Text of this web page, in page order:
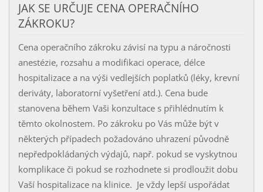
JAK SE URČUJE CENA OPERAČNÍHO
ZÁKROKU?
Cena operačního zákroku závisí na typu a náročnosti
anestézie, rozsahu a modifikaci operace, délce
hospitalizace a na výši vedlejších poplatků (léky, krevní
deriváty, laboratorní vyšetření atd.). Cena bude
stanovena během Vaši konzultace s přihlédnutím k
těmto okolnostem. Po zákroku po Vás může být v
některých případech požadováno uhrazení původně
nepředpokládaných výdajů, např. pokud se vyskytnou
komplikace či pokud se rozhodnete si prodloužit dobu
Vaší hospitalizace na klinice. Je vždy lepší uspořádat